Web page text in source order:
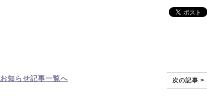
次の記事 >
お知らせ記事一覧へ